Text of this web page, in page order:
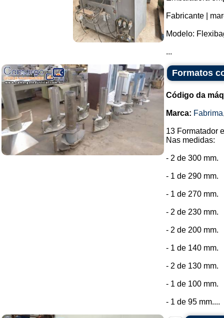
Fabricante |
Modelo:
...
Formatos
Código da
Marca: Fabrima
13 Formatador
Nas medidas:
- 2 de 300 mm.
- 1 de 290 mm.
- 1 de 270 mm.
- 2 de 230 mm.
- 2 de 200 mm.
- 1 de 140 mm.
- 2 de 130 mm.
- 1 de 100 mm.
- 1 de 95 mm....